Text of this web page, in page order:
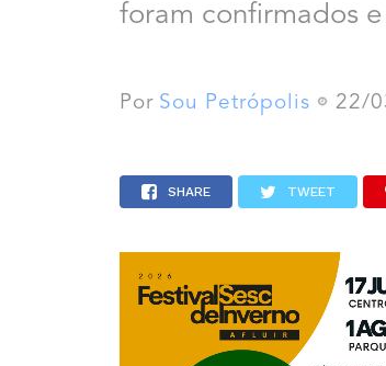
foram confirmados
Por Sou Petrópolis 22/
SHARE TWEET